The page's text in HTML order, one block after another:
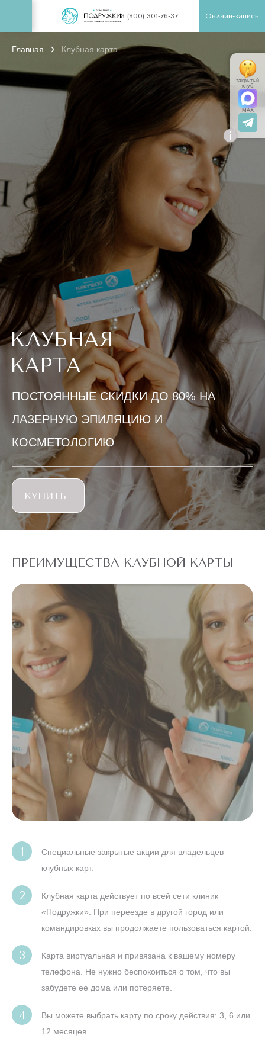
8 (800) 301-76-37 Онлайн-запись
Главная Клубная карта
КЛУБНАЯ
КАРТА
ПОСТОЯННЫЕ СКИДКИ ДО 80% НА
ЛАЗЕРНУЮ ЭПИЛЯЦИЮ И
КОСМЕТОЛОГИЮ
КУПИТЬ
ПРЕИМУЩЕСТВА КЛУБНОЙ КАРТЫ
Специальные закрытые акции для владельцев
клубных карт.
Клубная карта действует по всей сети клиник
«Подружки». При переезде в другой город или
командировках вы продолжаете пользоваться картой.
Карта виртуальная и привязана к вашему номеру
телефона. Не нужно беспокоиться о том, что вы
забудете ее дома или потеряете.
Вы можете выбрать карту по сроку действия: 3, 6 или
12 месяцев.
i
закрытый
клуб
MAX